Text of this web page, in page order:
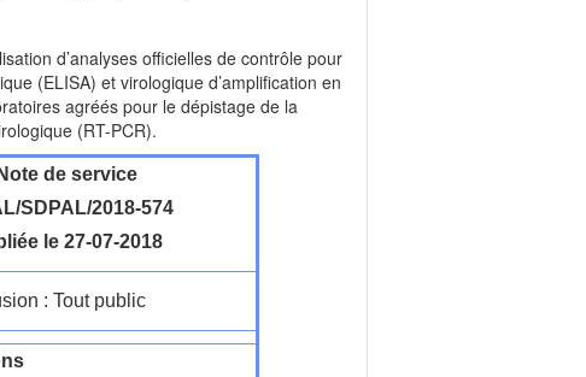
d’analyses officielles de contrôle pour
(ELISA) et virologique d’amplification en
agréés pour le dépistage de la
(RT-PCR).
Note de service
SDPAL/2018-574
le 27-07-2018
: Tout public